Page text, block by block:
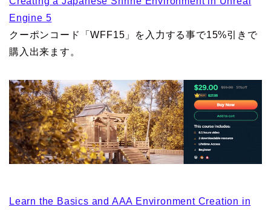
Engine 5
クーポンコード「WFF15」を入力する事で15%引きで
購入出来ます。
Learn the Basics and AAA Environment Creation in